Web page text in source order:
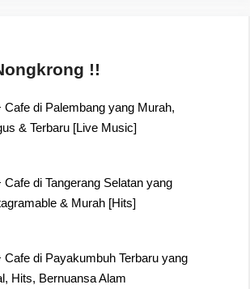
!!
Cafe di Palembang yang Murah,
& Terbaru [Live Music]
Cafe di Tangerang Selatan yang
& Murah [Hits]
Cafe di Payakumbuh Terbaru yang
Hits, Bernuansa Alam